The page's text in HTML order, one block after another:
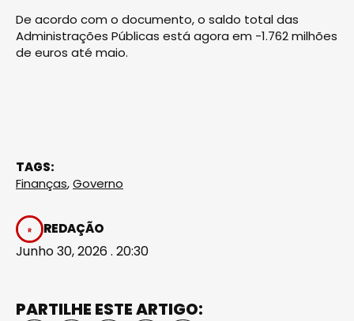
De acordo com o documento, o saldo total das
Administrações Públicas está agora em -1.762 milhões
de euros até maio.
TAGS:
Finanças,Governo
REDAÇÃO
Junho 30, 2026 . 20:30
PARTILHE ESTE ARTIGO: